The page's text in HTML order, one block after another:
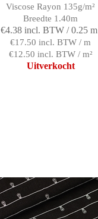
Viscose Rayon 135g/m²
Breedte 1.40m
€4.38 incl. BTW / 0.25 m
€17.50 incl. BTW / m
€12.50 incl. BTW / m²
Uitverkocht